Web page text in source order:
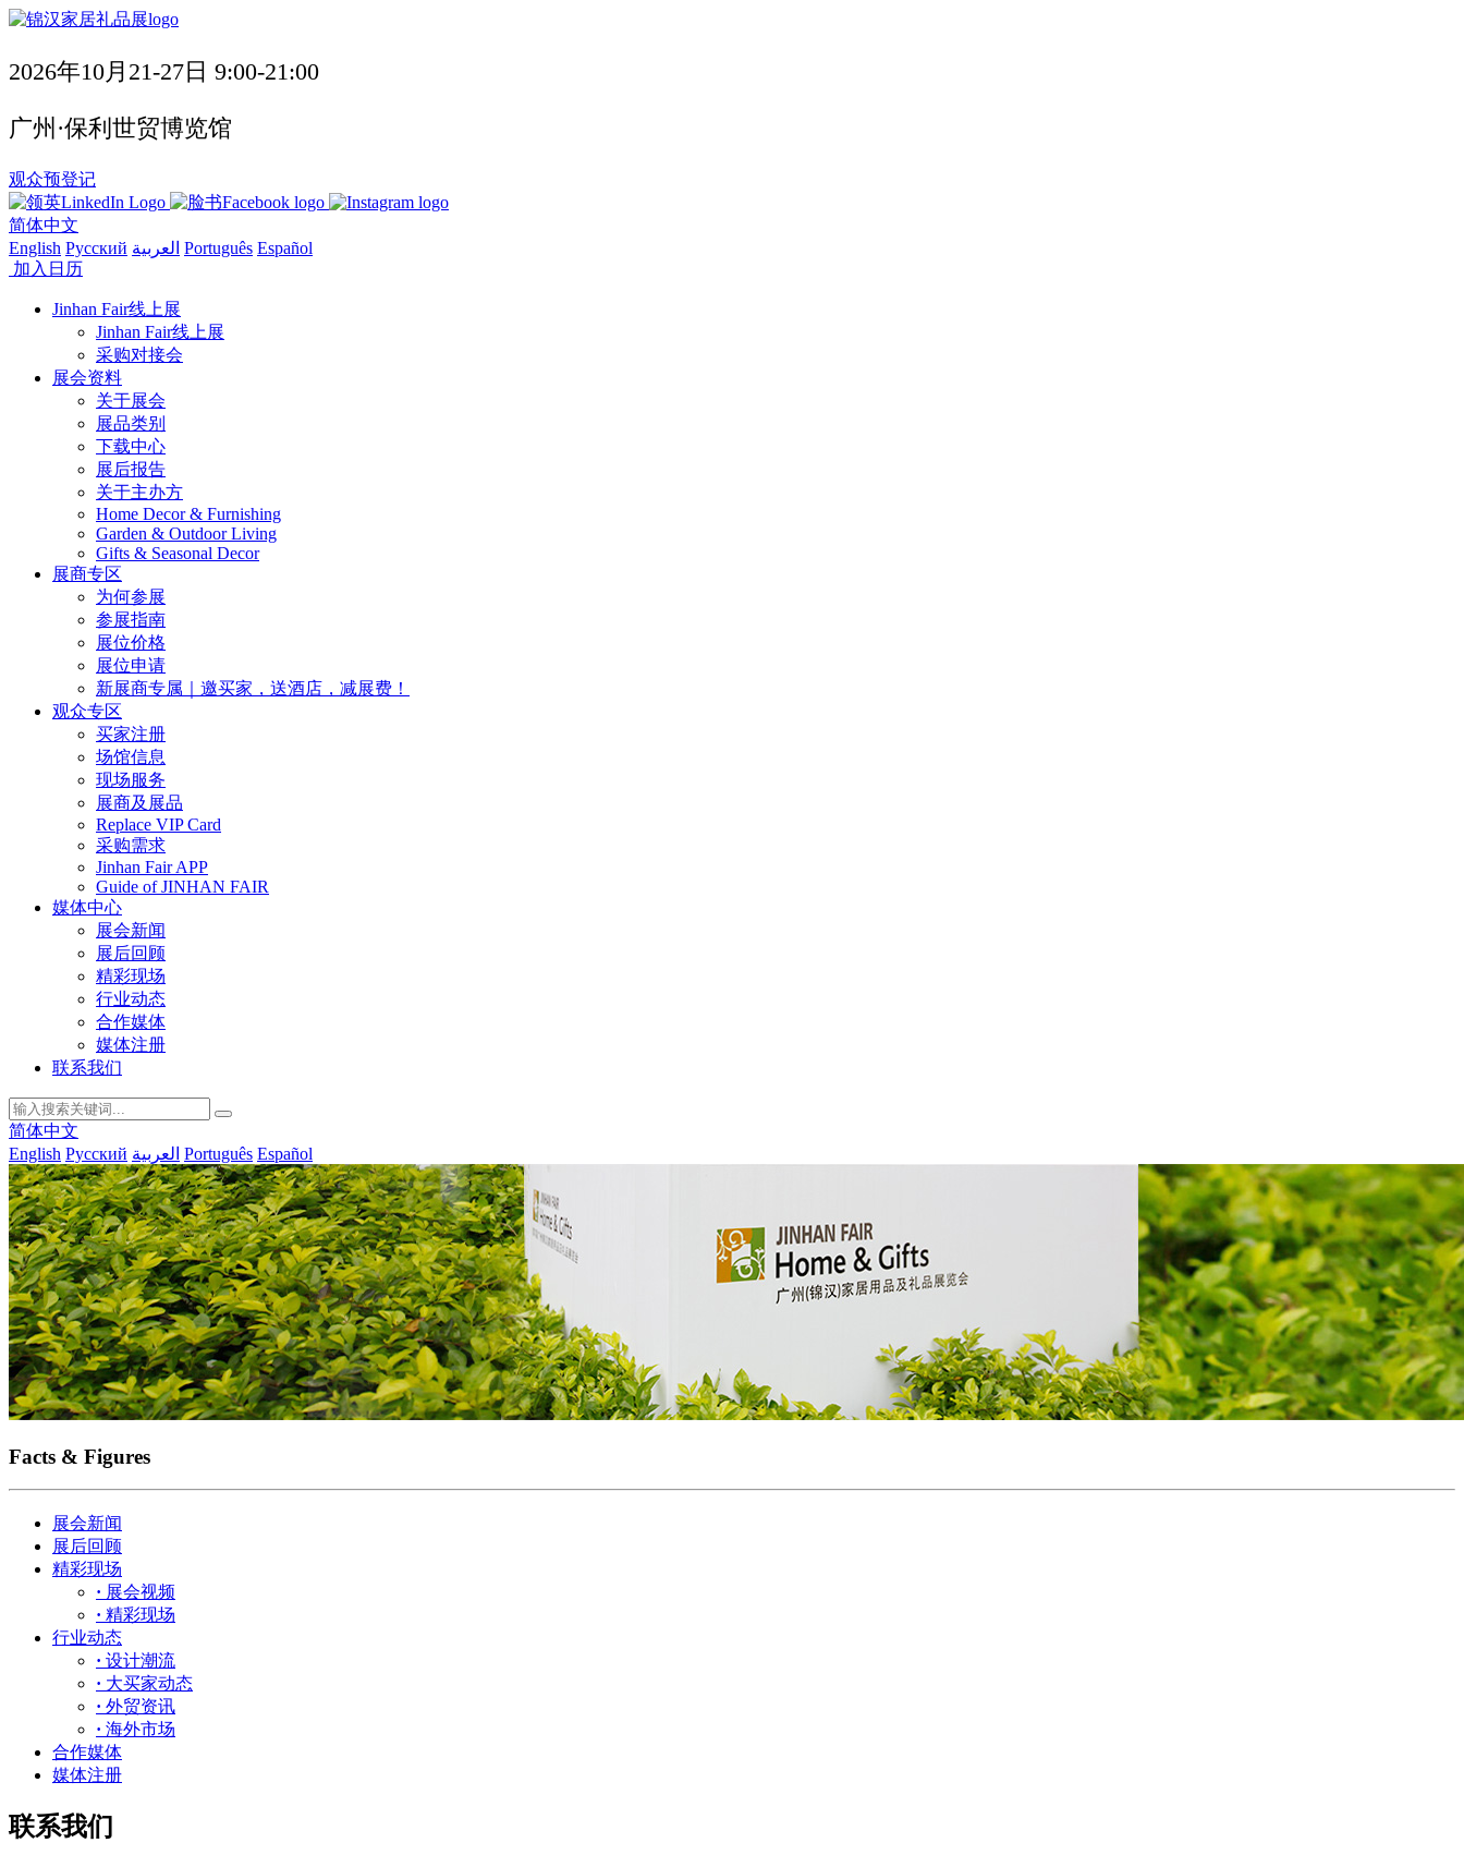
2026年10月21-27日 9:00-21:00
广州·保利世贸博览馆
观众预登记
简体中文
English Русский العربية Português Español
加入日历
Jinhan Fair线上展
Jinhan Fair线上展
采购对接会
展会资料
关于展会
展品类别
下载中心
展后报告
关于主办方
Home Decor & Furnishing
Garden & Outdoor Living
Gifts & Seasonal Decor
展商专区
为何参展
参展指南
展位价格
展位申请
新展商专属｜邀买家，送酒店，减展费！
观众专区
买家注册
场馆信息
现场服务
展商及展品
Replace VIP Card
采购需求
Jinhan Fair APP
Guide of JINHAN FAIR
媒体中心
展会新闻
展后回顾
精彩现场
行业动态
合作媒体
媒体注册
联系我们
简体中文
English Русский العربية Português Español
Facts & Figures
展会新闻
展后回顾
精彩现场
· 展会视频
· 精彩现场
行业动态
· 设计潮流
· 大买家动态
· 外贸资讯
· 海外市场
合作媒体
媒体注册
联系我们